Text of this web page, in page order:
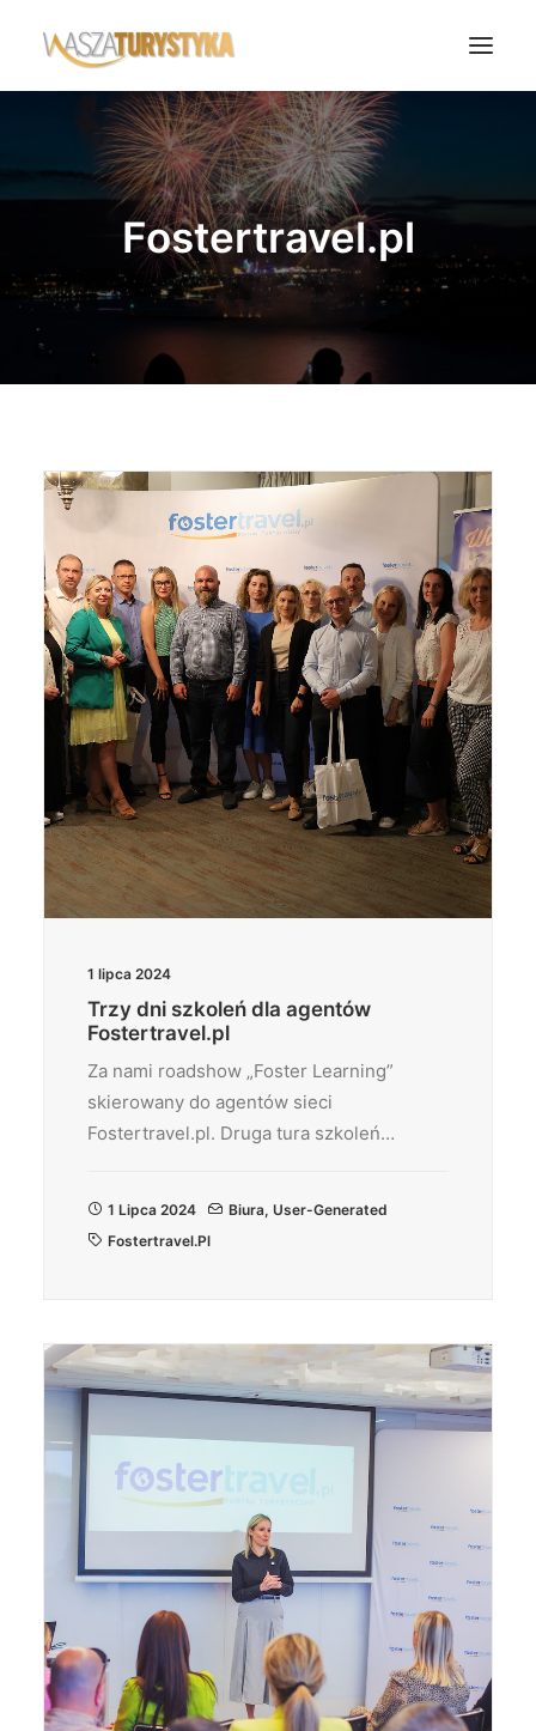
Księga wspomnień
Biura podróży
Noclegi
Polska
Świat
Wasze Podróże
Wyszukiwanie
Fostertravel.pl
1 lipca 2024
Trzy dni szkoleń dla agentów
Fostertravel.pl
Za nami roadshow „Foster Learning”
skierowany do agentów sieci
Fostertravel.pl. Druga tura szkoleń…
1 Lipca 2024 Biura, User-Generated
Fostertravel.pl